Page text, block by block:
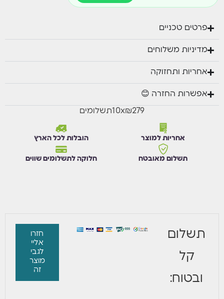
פרטים טכניים
מדיניות משלוחים
אחריות ותחזוקה
אפשרות החזרה 😊
₪279
x
10תשלומים
אחריות למוצר הובלות לכל הארץ
תשלום מאובטח חלוקה לתשלומים שווים
תשלום
קל
ובטוח:
חזרו
אליי
לגבי
מוצר
זה